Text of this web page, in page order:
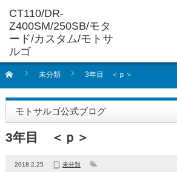
未分類 3年目 ＜ｐ＞
モトサルゴ公式ブログ
3年目 ＜ｐ＞
2018.2.25 未分類